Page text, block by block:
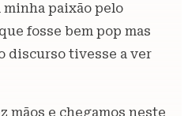
minha paixão pelo
fosse bem pop mas
discurso tivesse a ver
mãos e chegamos neste